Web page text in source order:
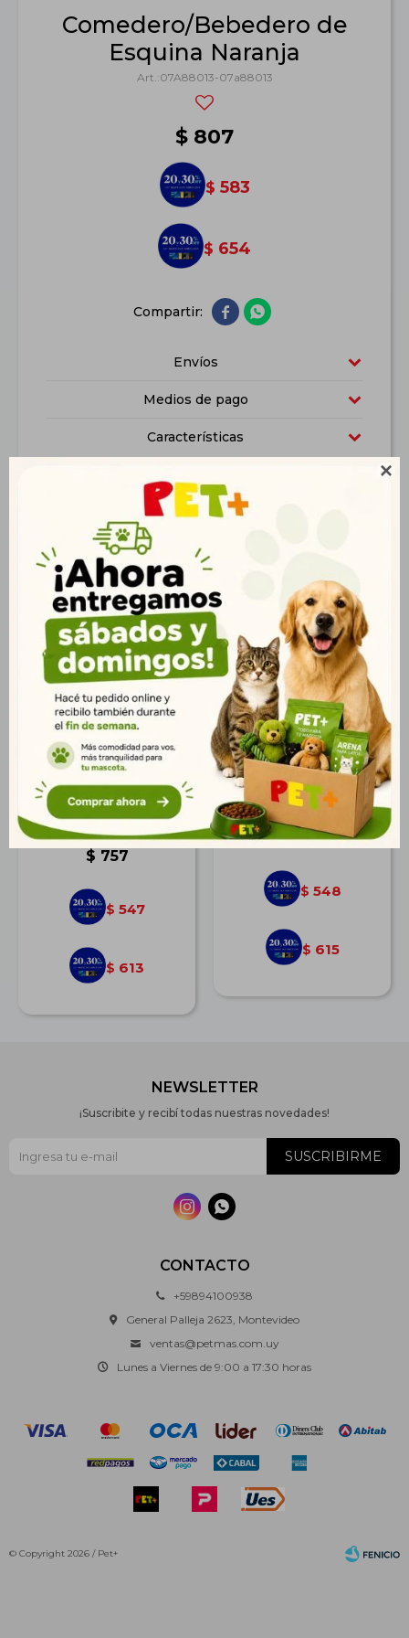

Comedero/Bebedero de
Esquina Naranja
07A88013-07a88013
$ 807
$ 583
$ 654
 
Envíos
Medios de pago
Características
Productos que te pueden interesar
Dispensador
Comedero/Bebedero
29,5 cm Gris
$ 757
$ 547
$ 613
Capa de Corderito Talle
L 40 cm
$ 759
$ 548
$ 615
CONTACTO
+59894100938
General Palleja 2623, Montevideo
ventas@petmas.com.uy
Lunes a Viernes de 9:00 a 17:30 horas
NEWSLETTER
¡Suscribite y recibí todas nuestras novedades!
SUSCRIBIRME
 
© Copyright 2026 / Pet+